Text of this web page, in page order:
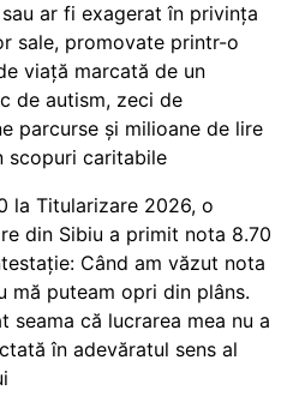
ar fi exagerat în privința
sale, promovate printr-o
viață marcată de un
de autism, zeci de
parcurse și milioane de lire
scopuri caritabile
la Titularizare 2026, o
din Sibiu a primit nota 8.70
Când am văzut nota
mă puteam opri din plâns.
seama că lucrarea mea nu a
în adevăratul sens al